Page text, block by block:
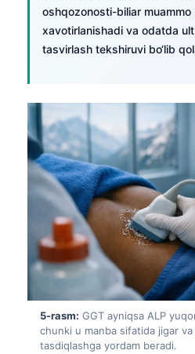
oshqozonosti-biliar muammo
xavotirlanishadi va odatda
tasvirlash tekshiruvi bo‘lib
5-rasm: GGT ayniqsa ALP
chunki u manba sifatida jigar va
tasdiqlashga yordam beradi.
Cebuano
ئۇيغۇرچە
Кыргызча
Татар теле
Беларуская мова
Esperanto
Frysk
Ślōnskŏ gŏdka
Norsk bokmål